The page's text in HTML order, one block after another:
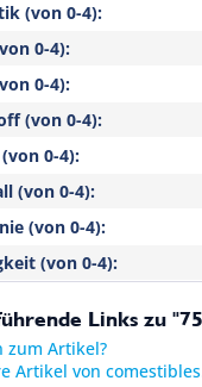
(von 0-4):
0-4):
0-4):
(von 0-4):
0-4):
(von 0-4):
(von 0-4):
(von 0-4):
Links zu
zum Artikel?
Artikel von